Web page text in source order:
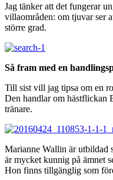
Jag tänker att det fungerar
villaområden: om tjuvar ser
större grad.
Så fram med en
Till sist vill jag tipsa om en
Den handlar om hästflickan
tränare.
Marianne Wallin är utbildad
är mycket kunnig på ämnet
Hon finns tillgänglig som